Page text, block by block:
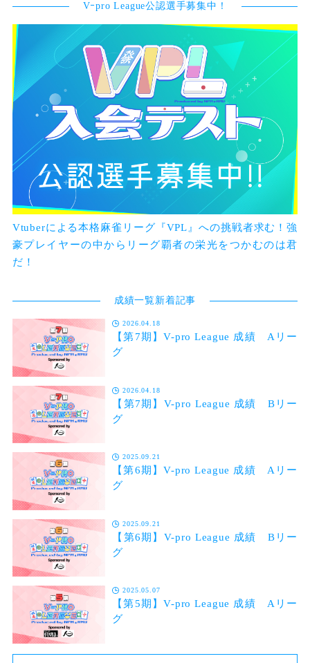
Vｰpro League公認選手募集中！
Vtuberによる本格麻雀リーグ『VPL』への挑戦者求む！強
豪プレイヤーの中からリーグ覇者の栄光をつかむのは君
だ！
成績一覧新着記事
2026.04.18
【第7期】V-pro League 成績 Aリー
グ
2026.04.18
【第7期】V-pro League 成績 Bリー
グ
2025.09.21
【第6期】V-pro League 成績 Aリー
グ
2025.09.21
【第6期】V-pro League 成績 Bリー
グ
2025.05.07
【第5期】V-pro League 成績 Aリー
グ